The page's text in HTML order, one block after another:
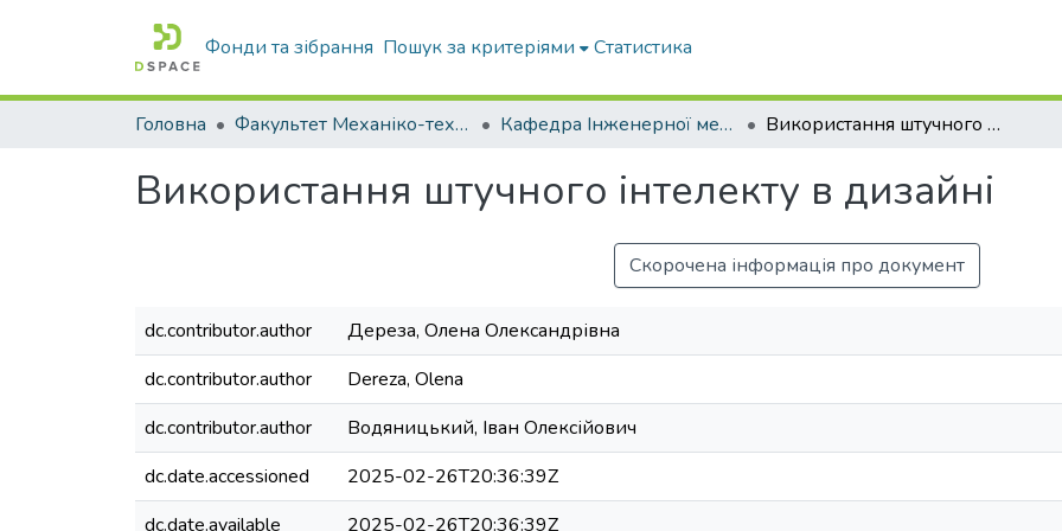
Фонди та зібрання Пошук за критеріями Статистика
Головна Факультет Механіко-технологічний Кафедра Інженерної механіки та комп'ютерного проектування Використання штучного інтелекту в дизайні
Використання штучного інтелекту в дизайні
Скорочена інформація про документ
dc.contributor.author
Дереза, Олена Олександрівна
dc.contributor.author
Dereza, Olena
dc.contributor.author
Водяницький, Іван Олексійович
dc.date.accessioned
2025-02-26T20:36:39Z
dc.date.available
2025-02-26T20:36:39Z